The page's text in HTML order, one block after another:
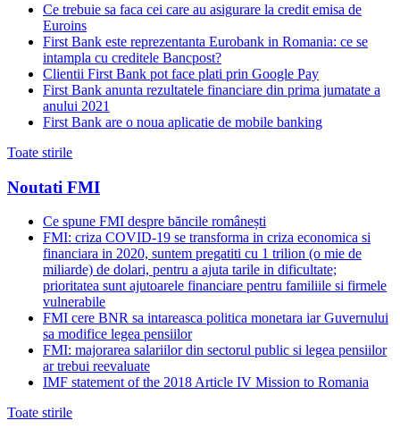
Ce trebuie sa faca cei care au asigurare la credit emisa de
Euroins
First Bank este reprezentanta Eurobank in Romania: ce se
intampla cu creditele Bancpost?
Clientii First Bank pot face plati prin Google Pay
First Bank anunta rezultatele financiare din prima jumatate a
anului 2021
First Bank are o noua aplicatie de mobile banking
Toate stirile
Noutati FMI
Ce spune FMI despre băncile românești
FMI: criza COVID-19 se transforma in criza economica si
financiara in 2020, suntem pregatiti cu 1 trilion (o mie de
miliarde) de dolari, pentru a ajuta tarile in dificultate;
prioritatea sunt ajutoarele financiare pentru familiile si firmele
vulnerabile
FMI cere BNR sa intareasca politica monetara iar Guvernului
sa modifice legea pensiilor
FMI: majorarea salariilor din sectorul public si legea pensiilor
ar trebui reevaluate
IMF statement of the 2018 Article IV Mission to Romania
Toate stirile